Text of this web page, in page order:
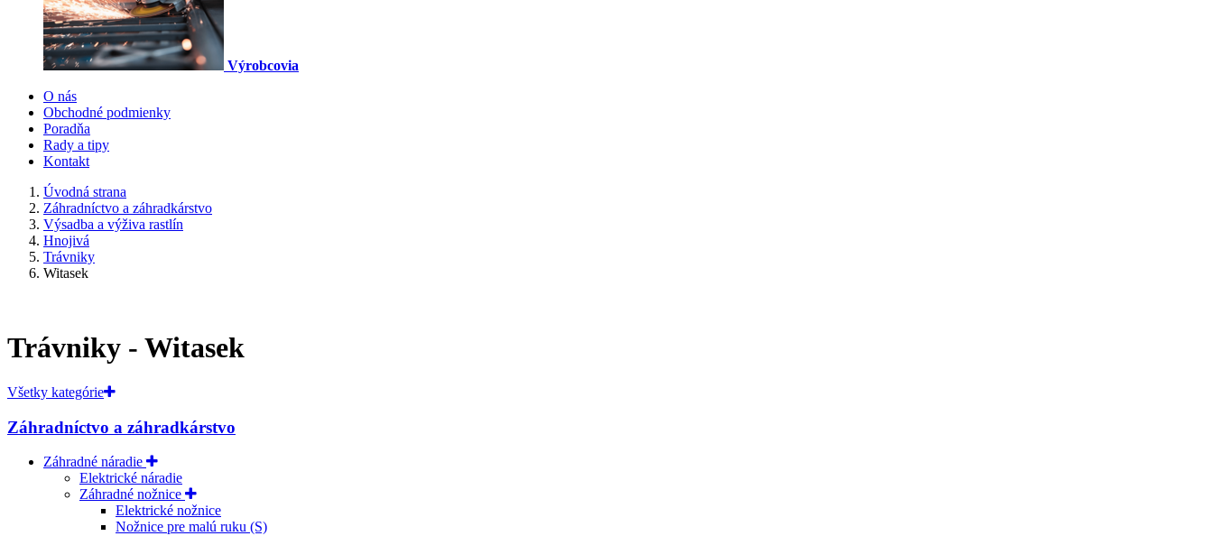
Výrobcovia
O nás
Obchodné podmienky
Poradňa
Rady a tipy
Kontakt
Úvodná strana
Záhradníctvo a záhradkárstvo
Výsadba a výživa rastlín
Hnojivá
Trávniky
Witasek
Trávniky - Witasek
Všetky kategórie
Záhradníctvo a záhradkárstvo
Záhradné náradie
Elektrické náradie
Záhradné nožnice
Elektrické nožnice
Nožnice pre malú ruku (S)